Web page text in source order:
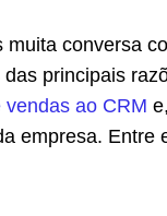
conversa
principais
ao CRM
empresa. Entre